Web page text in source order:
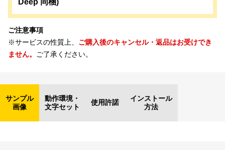
Deep 同梱)
ご注意事項
※サービスの性質上、 ご購入後のキャンセル・返品はお受けでき
ません。
ご了承ください。
サンプル
画像
動作環境・
文字セット
使用許諾
インストール
方法